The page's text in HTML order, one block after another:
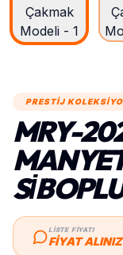
PRESTİJ
MRY-
LİSTE FİYATI
FIYAT ALINIZ